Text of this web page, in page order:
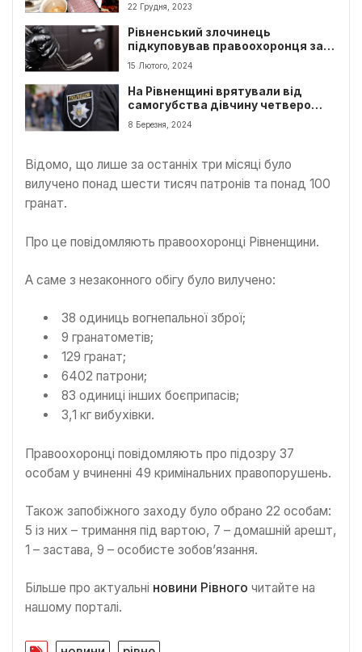
22 Грудня, 2023
Рівненський злочинець
підкуповував правоохоронця за
1000 $
15 Лютого, 2024
На Рівненщині врятували від
самогубства дівчину четверо
підлітків
8 Березня, 2024
Відомо, що лише за останніх три місяці було
вилучено понад шести тисяч патронів та понад 100
гранат.
Про це повідомляють правоохоронці Рівненщини.
А саме з незаконного обігу було вилучено:
38 одиниць вогнепальної зброї;
9 гранатометів;
129 гранат;
6402 патрони;
83 одиниці інших боєприпасів;
3,1 кг вибухівки.
Правоохоронці повідомляють про підозру 37
особам у вчиненні 49 кримінальних правопорушень.
Також запобіжного заходу було обрано 22 особам:
5 із них – тримання під вартою, 7 – домашній арешт,
1 – застава, 9 – особисте зобов’язання.
Більше про актуальні новини Рівного читайте на
нашому порталі.